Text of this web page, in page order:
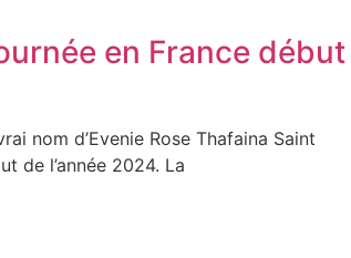
en France début
nom d’Evenie Rose Thafaina Saint
de l’année 2024. La